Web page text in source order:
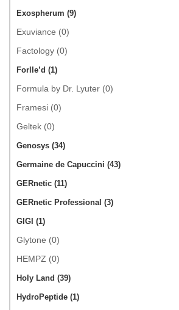
Exospherum (9)
Exuviance (0)
Factology (0)
Forlle’d (1)
Formula by Dr. Lyuter (0)
Framesi (0)
Geltek (0)
Genosys (34)
Germaine de Capuccini (43)
GERnetic (11)
GERnetic Professional (3)
GIGI (1)
Glytone (0)
HEMPZ (0)
Holy Land (39)
HydroPeptide (1)